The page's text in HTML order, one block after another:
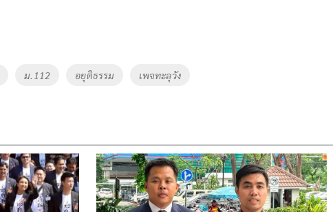
ม.112 อยุติธรรม เพจทะลุวัง